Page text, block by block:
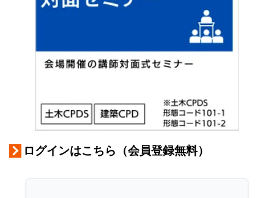
ログインはこちら（会員登録無料）